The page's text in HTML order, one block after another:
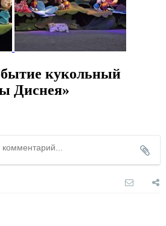
кукольный
Диснея»